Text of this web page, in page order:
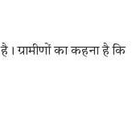
ग्रामीणों का कहना है कि